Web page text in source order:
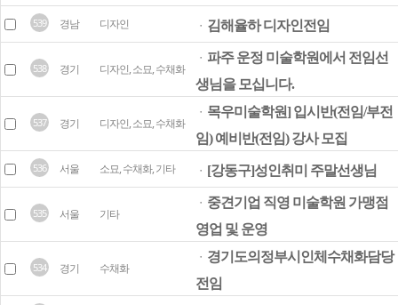
539 경남 디자인 ㆍ 김해율하 디자인전임
538 경기 디자인, 소묘, 수채화
ㆍ 파주 운정 미술학원에서 전임선
생님을 모십니다.
537 경기 디자인, 소묘, 수채화
ㆍ 목우미술학원] 입시반(전임/부전
임) 예비반(전임) 강사 모집
536 서울 소묘, 수채화, 기타 ㆍ [강동구]성인취미 주말선생님
535 서울 기타
ㆍ 중견기업 직영 미술학원 가맹점
영업 및 운영
534 경기 수채화
ㆍ 경기도의정부시인체수채화담당
전임